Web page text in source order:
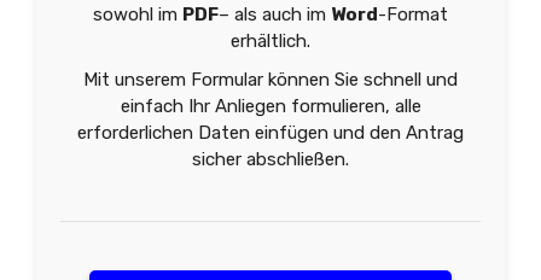
sowohl im PDF– als auch im Word-Format
erhältlich.
Mit unserem Formular können Sie schnell und
einfach Ihr Anliegen formulieren, alle
erforderlichen Daten einfügen und den Antrag
sicher abschließen.